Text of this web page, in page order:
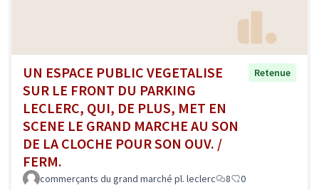
UN ESPACE PUBLIC VEGETALISE
SUR LE FRONT DU PARKING
LECLERC, QUI, DE PLUS, MET EN
SCENE LE GRAND MARCHE AU SON
DE LA CLOCHE POUR SON OUV. /
FERM.
Retenue
commerçants du grand marché pl. leclerc 8 0